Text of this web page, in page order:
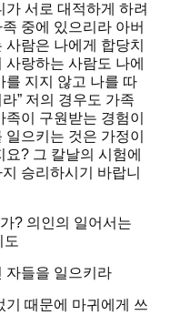
서로 대적하게 하려
중에 있으리라 아버
람은 나에게 합당치
랑하는 사람도 나에
를 지지 않고 나를 따
” 저의 경우도 가족
이 구원받는 경험이
으키는 것은 가정이
? 그 칼날의 시험에
승리하시기 바랍니
? 의인의 일어서는
도
자들을 일으키라
기 때문에 마귀에게 쓰